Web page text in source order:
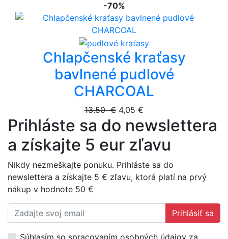
-70%
Chlapčenské kraťasy
bavlnené pudlové
CHARCOAL
13.50 € 4,05 €
Prihláste sa do newslettera
a získajte 5 eur zľavu
Nikdy nezmeškajte ponuku. Prihláste sa do
newslettera a získajte 5 € zľavu, ktorá platí na prvý
nákup v hodnote 50 €
Prihlásiť sa